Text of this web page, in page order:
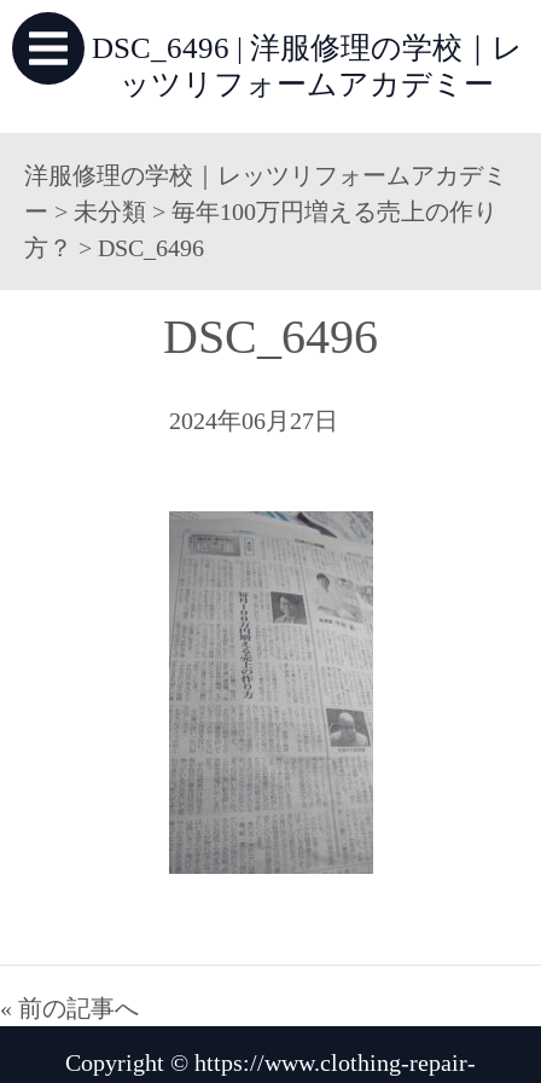
DSC_6496 | 洋服修理の学校｜レ
ッツリフォームアカデミー
洋服修理の学校｜レッツリフォームアカデミ
ー > 未分類 > 毎年100万円増える売上の作り
方？ > DSC_6496
DSC_6496
2024年06月27日
« 前の記事へ
Copyright © https://www.clothing-repair-